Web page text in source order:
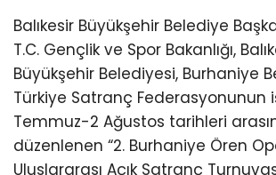
Balıkesir Büyükşehir Belediye
T.C. Gençlik ve Spor Bakanlığı,
Büyükşehir Belediyesi, Burhaniye
Türkiye Satranç Federasyonunun
Temmuz-2 Ağustos tarihleri
düzenlenen “2. Burhaniye Ören
Uluslararası Açık Satranç